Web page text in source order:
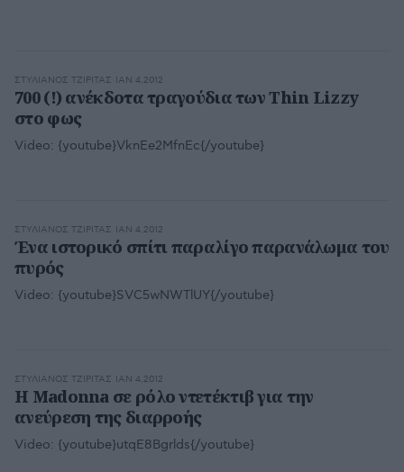
ΣΤΥΛΙΑΝΌΣ ΤΖΙΡΊΤΑΣ ΙΑΝ 4,2012
700 (!) ανέκδοτα τραγούδια των Thin Lizzy
στο φως
Video: {youtube}VknEe2MfnEc{/youtube}
ΣΤΥΛΙΑΝΌΣ ΤΖΙΡΊΤΑΣ ΙΑΝ 4,2012
Ένα ιστορικό σπίτι παραλίγο παρανάλωμα του
πυρός
Video: {youtube}SVC5wNWTlUY{/youtube}
ΣΤΥΛΙΑΝΌΣ ΤΖΙΡΊΤΑΣ ΙΑΝ 4,2012
Η Madonna σε ρόλο ντετέκτιβ για την
ανεύρεση της διαρροής
Video: {youtube}utqE8Bgrlds{/youtube}